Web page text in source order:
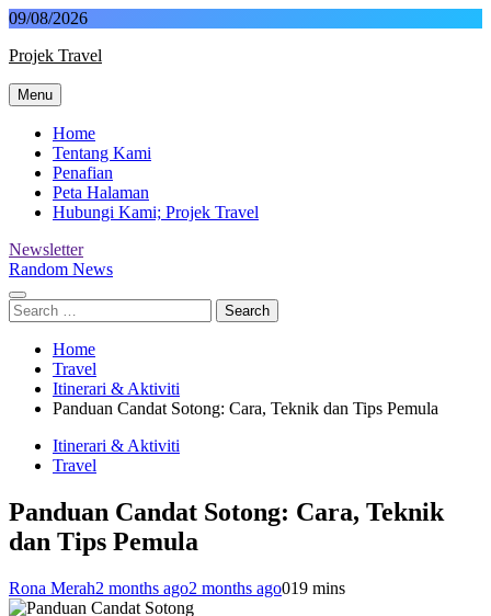
Skip
content
09/08/2026
Projek Travel
Malaysia Travel Portal
Menu
Home
Tentang Kami
Penafian
Peta Halaman
Hubungi Kami; Projek Travel
Newsletter
Random News
Search
for:
Home
Travel
Itinerari & Aktiviti
Panduan Candat Sotong: Cara, Teknik dan Tips Pemula
Itinerari & Aktiviti
Travel
Panduan Candat Sotong: Cara, Teknik
dan Tips Pemula
Rona Merah2 months ago2 months ago019 mins